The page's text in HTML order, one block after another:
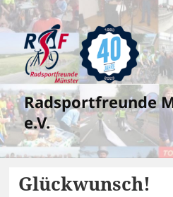
Radsportfreunde
e.V.
Glückwunsch!